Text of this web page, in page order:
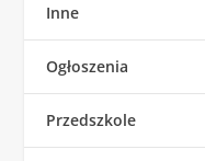
Inne
Ogłoszenia
Przedszkole